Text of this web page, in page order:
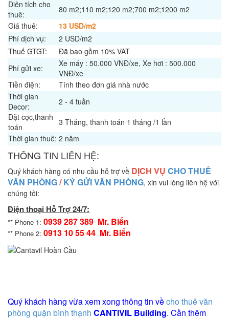
Diên tích cho
thuê:
80 m2;110 m2;120 m2;700 m2;1200 m2
Giá thuê:
13 USD/m2
Phí dịch vụ:
2 USD/m2
Thuế GTGT:
Đã bao gồm 10% VAT
Phí gửi xe:
Xe máy : 50.000 VNĐ/xe, Xe hơi : 500.000
VNĐ/xe
Tiền điện:
Tính theo đơn giá nhà nước
Thời gian
Decor:
2 - 4 tuần
Đặt cọc,thanh
toán
3 Tháng, thanh toán 1 tháng /1 lần
Thời gian thuê: 2 năm
THÔNG TIN LIÊN HỆ:
Quý khách hàng có nhu cầu hỗ trợ về DỊCH VỤ CHO THUÊ
VĂN PHÒNG/KÝ GỬI VĂN PHÒNG, xin vui lòng liên hệ với
chúng tôi:
Điện thoại Hỗ Trợ 24/7:
** Phone 1: 0939 287 389 Mr. Biển
** Phone 2: 0913 10 55 44 Mr. Biển
Quý khách hàng vừa xem xong thông tin vềcho thuê văn
phòng quận bình thạnh CANTIVIL Building. Cần thêm